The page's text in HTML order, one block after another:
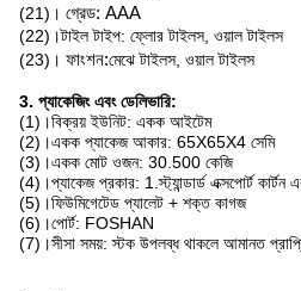
(21)। গ্রেড: AAA
(22)।টাইল টাইপ: ফ্লোর টাইলস, ওয়াল টাইলস
(23)। ফাংশন:মেঝে টাইলস, ওয়াল টাইলস
3. প্যাকেজিং এবং ডেলিভারি:
(1)।বিক্রয় ইউনিট: একক আইটেম
(2)।একক প্যাকেজ আকার: 65X65X4 সেমি
(3)।একক মোট ওজন: 30.500 কেজি
(4)।প্যাকেজ প্রকার: 1.স্ট্যান্ডার্ড এক্সপোর্ট কার্টন
(5)।ফিউমিগেটেড প্যালেট + শক্ত কাগজ
(6)।পোর্ট: FOSHAN
(7)।সীসা সময়: স্টক উপলব্ধ থাকলে আমানত